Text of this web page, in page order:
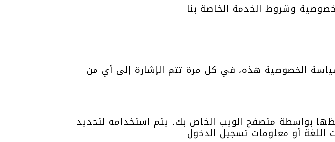
الخصوصية هذه، في كل مرة تتم الإشارة إلى أي من
بواسطة متصفح الويب الخاص بك. يتم استخدامه لتحديد
اللغة أو معلومات تسجيل الدخول